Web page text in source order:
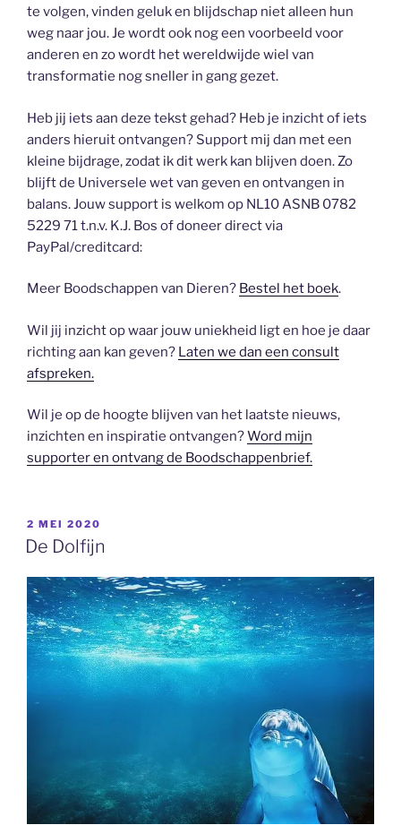
te volgen, vinden geluk en blijdschap niet alleen hun
weg naar jou. Je wordt ook nog een voorbeeld voor
anderen en zo wordt het wereldwijde wiel van
transformatie nog sneller in gang gezet.
Heb jij iets aan deze tekst gehad? Heb je inzicht of iets
anders hieruit ontvangen? Support mij dan met een
kleine bijdrage, zodat ik dit werk kan blijven doen. Zo
blijft de Universele wet van geven en ontvangen in
balans. Jouw support is welkom op NL10 ASNB 0782
5229 71 t.n.v. K.J. Bos of doneer direct via
PayPal/creditcard:
Meer Boodschappen van Dieren? Bestel het boek.
Wil jij inzicht op waar jouw uniekheid ligt en hoe je daar
richting aan kan geven? Laten we dan een consult
afspreken.
Wil je op de hoogte blijven van het laatste nieuws,
inzichten en inspiratie ontvangen?Word mijn
supporter en ontvang de Boodschappenbrief.
GEPLAATST
OP
2 MEI 2020
De Dolfijn